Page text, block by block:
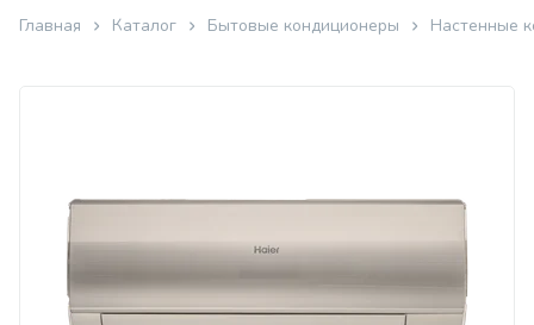
Главная Каталог Бытовые кондиционеры Настенные